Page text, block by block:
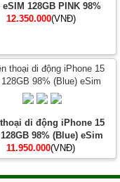
eSIM 128GB PINK 98%
12.350.000(VNĐ)
di động iPhone 15
98% (Blue) eSim
11.950.000(VNĐ)